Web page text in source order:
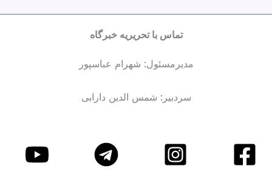
تماس با تحریریه خبرگاه
مدیرمسئول: شهرام عباسپور
سردبیر: شمس الدین دارابی